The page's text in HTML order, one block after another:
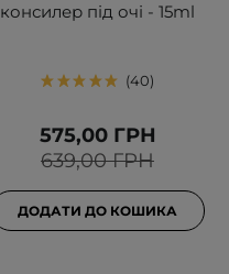
консилер під очі - 15ml
40
639,00 ГРН
575,00 ГРН
ДОДАТИ ДО КОШИКА